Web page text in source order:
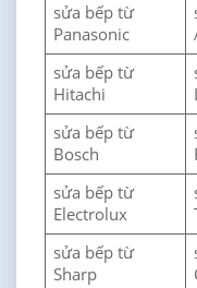
sửa bếp từ
Panasonic
sửa bếp từ
Hitachi
sửa bếp từ
Bosch
sửa bếp từ
Electrolux
sửa bếp từ
Sharp